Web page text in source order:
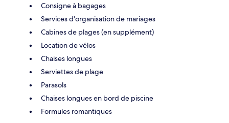
Consigne à bagages
Services d'organisation de mariages
Cabines de plages (en supplément)
Location de vélos
Chaises longues
Serviettes de plage
Parasols
Chaises longues en bord de piscine
Formules romantiques